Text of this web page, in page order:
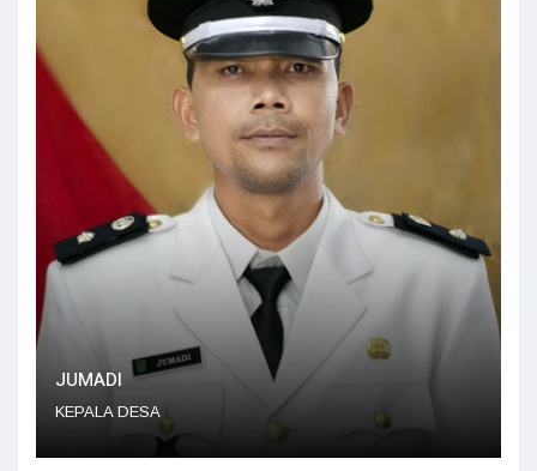
YEMI JEPISA, S.KOM
SEKRETARIS DESA